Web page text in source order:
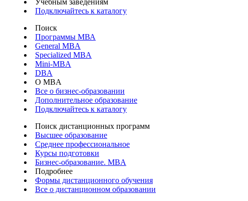
Подключайтесь к каталогу
Поиск
Программы МВА
General MBA
Specialized MBA
Mini-MBA
DBA
О MBA
Все о бизнес-образовании
Дополнительное образование
Подключайтесь к каталогу
Поиск дистанционных программ
Высшее образование
Среднее профессиональное
Курсы подготовки
Бизнес-образование. MBA
Подробнее
Формы дистанционного обучения
Все о дистанционном образовании